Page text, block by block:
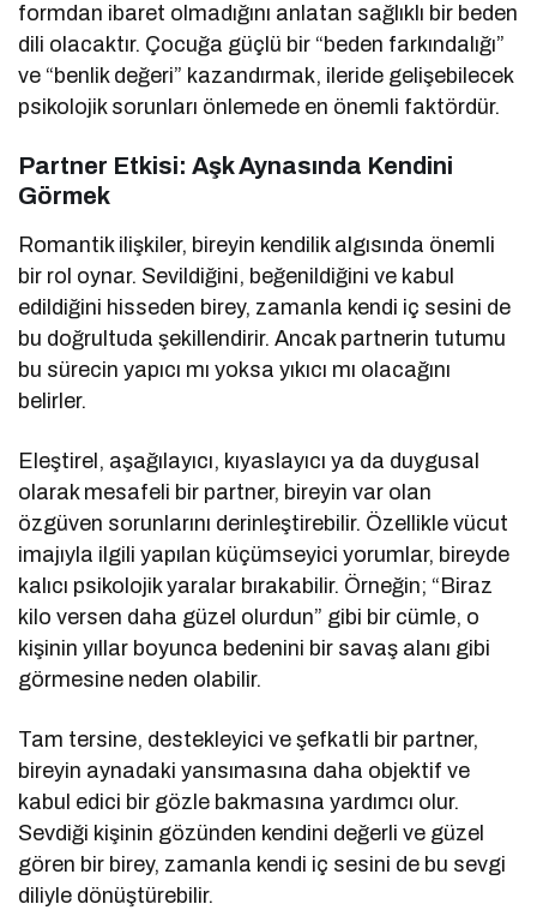
formdan ibaret olmadığını anlatan sağlıklı bir beden
dili olacaktır. Çocuğa güçlü bir “beden farkındalığı”
ve “benlik değeri” kazandırmak, ileride gelişebilecek
psikolojik sorunları önlemede en önemli faktördür.
Partner Etkisi: Aşk Aynasında Kendini
Görmek
Romantik ilişkiler, bireyin kendilik algısında önemli
bir rol oynar. Sevildiğini, beğenildiğini ve kabul
edildiğini hisseden birey, zamanla kendi iç sesini de
bu doğrultuda şekillendirir. Ancak partnerin tutumu
bu sürecin yapıcı mı yoksa yıkıcı mı olacağını
belirler.
Eleştirel, aşağılayıcı, kıyaslayıcı ya da duygusal
olarak mesafeli bir partner, bireyin var olan
özgüven sorunlarını derinleştirebilir. Özellikle vücut
imajıyla ilgili yapılan küçümseyici yorumlar, bireyde
kalıcı psikolojik yaralar bırakabilir. Örneğin; “Biraz
kilo versen daha güzel olurdun” gibi bir cümle, o
kişinin yıllar boyunca bedenini bir savaş alanı gibi
görmesine neden olabilir.
Tam tersine, destekleyici ve şefkatli bir partner,
bireyin aynadaki yansımasına daha objektif ve
kabul edici bir gözle bakmasına yardımcı olur.
Sevdiği kişinin gözünden kendini değerli ve güzel
gören bir birey, zamanla kendi iç sesini de bu sevgi
diliyle dönüştürebilir.